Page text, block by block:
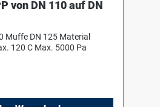
von DN 110 auf DN
Muffe DN 125 Material
120 C Max. 5000 Pa